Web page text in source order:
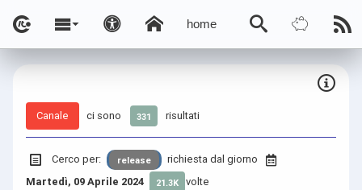
home
Canale ci sono 331 risultati
Cerco per: release
richiesta dal giorno
Martedì, 09 Aprile 2024
21.3K volte